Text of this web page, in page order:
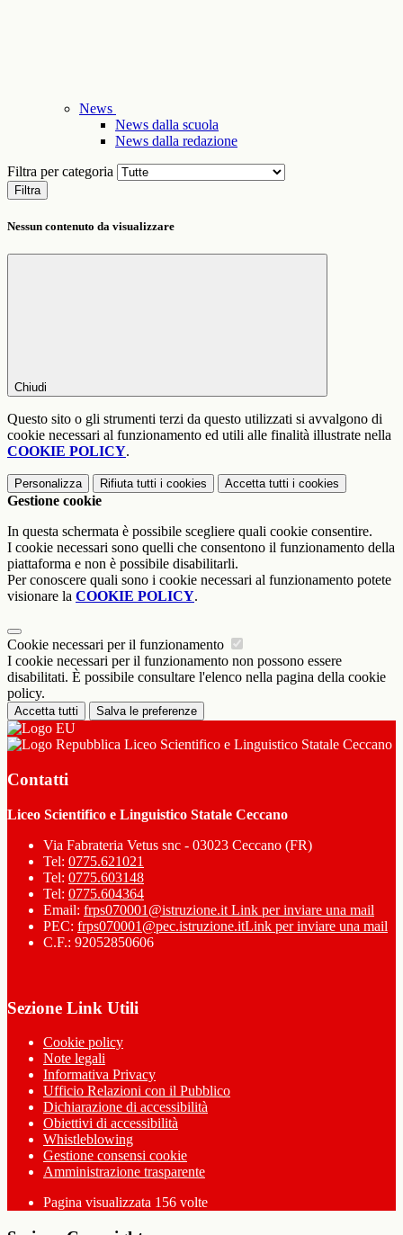
News
News dalla scuola
News dalla redazione
Filtra per categoria
Filtra
Nessun contenuto da visualizzare
Chiudi
Questo sito o gli strumenti terzi da questo utilizzati si avvalgono di
cookie necessari al funzionamento ed utili alle finalità illustrate nella
COOKIE POLICY.
Personalizza Rifiuta tutti i cookies Accetta tutti i cookies
Gestione cookie
In questa schermata è possibile scegliere quali cookie consentire.
I cookie necessari sono quelli che consentono il funzionamento della
piattaforma e non è possibile disabilitarli.
Per conoscere quali sono i cookie necessari al funzionamento potete
visionare la COOKIE POLICY.
Cookie necessari per il funzionamento
I cookie necessari per il funzionamento non possono essere
disabilitati. È possibile consultare l'elenco nella pagina della cookie
policy.
Accetta tutti Salva le preferenze
Liceo Scientifico e Linguistico Statale Ceccano
Contatti
Liceo Scientifico e Linguistico Statale Ceccano
Via Fabrateria Vetus snc - 03023 Ceccano (FR)
Tel: 0775.621021
Tel: 0775.603148
Tel: 0775.604364
Email: frps070001@istruzione.it Link per inviare una mail
PEC: frps070001@pec.istruzione.itLink per inviare una mail
C.F.: 92052850606
Sezione Link Utili
Cookie policy
Note legali
Informativa Privacy
Ufficio Relazioni con il Pubblico
Dichiarazione di accessibilità
Obiettivi di accessibilità
Whistleblowing
Gestione consensi cookie
Amministrazione trasparente
Pagina visualizzata 156 volte